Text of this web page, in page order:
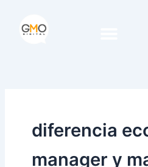
contenido
diferencia
manager y